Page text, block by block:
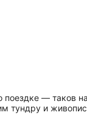
поездке — таков
тундру и